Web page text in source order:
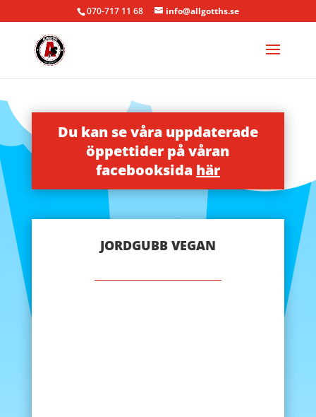
070-717 11 68 info@allgotths.se
Du kan se våra uppdaterade
öppettider på våran
facebooksida här
JORDGUBB VEGAN